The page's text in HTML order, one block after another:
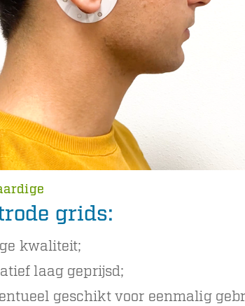
grids:
kwaliteit;
laag geprijsd;
geschikt voor eenmalig